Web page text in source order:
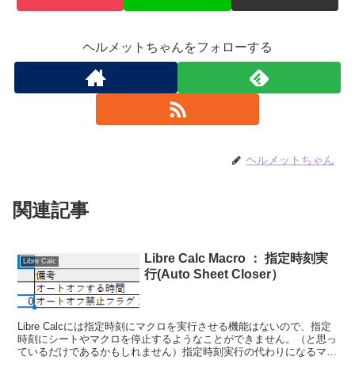
ヘルメットちゃんをフォローする
ヘルメットちゃん
関連記事
Libre Calc
Libre Calc Macro ： 指定時刻実
行(Auto Sheet Closer）
Libre Calcには指定時刻にマクロを実行させる機能はないので、指定
時刻にシートやマクロを停止するようなことができません。（と思っ
ているだけであるかもしれません）指定時刻実行の代わりになるマク